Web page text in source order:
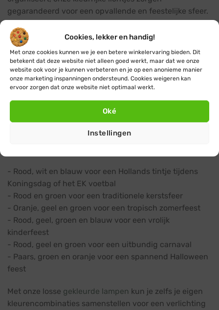
Cookies, lekker en handig!
Met onze cookies kunnen we je een betere winkelervaring bieden. Dit
betekent dat deze website niet alleen goed werkt, maar dat we onze
website ook voor je kunnen verbeteren en je op een anonieme manier
onze marketing inspanningen ondersteund. Cookies weigeren kan
ervoor zorgen dat onze website niet optimaal werkt.
Oké
Instellingen
gegarandeerd voor een opvallende en feestelijke sfeer.
Een regenboog aan mogelijkheden
Ons assortiment biedt een breed spectrum aan vrolijke
tinten om uit te kiezen. Van energiek rood en zonnig
geel tot fris groen en donkerblauw, we hebben de
perfecte kleur voor elke gelegenheid.
Kies de perfecte combinatie voor jouw feest
Mix en match verschillende kleuren om een unieke
uitstraling te maken die past bij jouw evenement.
- Rood, wit en blauw voor een Hollands tintje tijdens
Koningsdag of het EK voetbal
- Rood en groen voor een traditionele kerstsfeer
- Oranje, geel en groen voor een tropisch zomerfeest
- Rood, geel, groen en blauw voor een vrolijk
kinderfeest
- Rood, geel en groen voor een uitbundig carnaval
- Paars, groen en oranje voor een spannend Halloween
feest
Met onze losse gekleurde lampen kun je zelfs je eigen
kleurencombinaties samenstellen voor een verlichting